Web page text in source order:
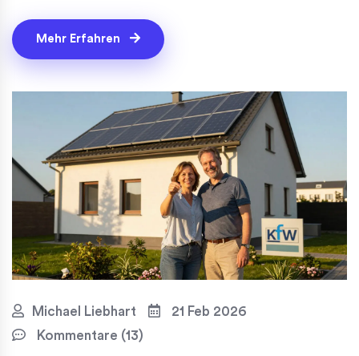
Mehr Erfahren
Michael Liebhart
21 Feb 2026
Kommentare (13)